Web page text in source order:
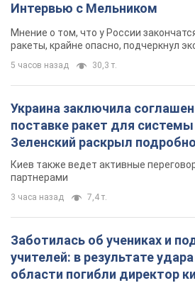
Интервью с Мельником
Мнение о том, что у России
ракеты, крайне опасно, подчеркнул
5 часов назад 30,3 т.
Украина заключила
поставке ракет для
Зеленский раскрыл
Киев также ведет активные
партнерами
3 часа назад 7,4 т.
Заботилась об учениках и
учителей: в результате
области погибли директор